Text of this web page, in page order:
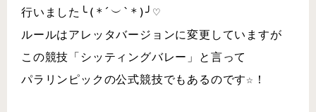
行いました╰(*´︶`*)╯♡
ルールはアレッタバージョンに変更していますが
この競技「シッティングバレー」と言って
パラリンピックの公式競技でもあるのです☆！